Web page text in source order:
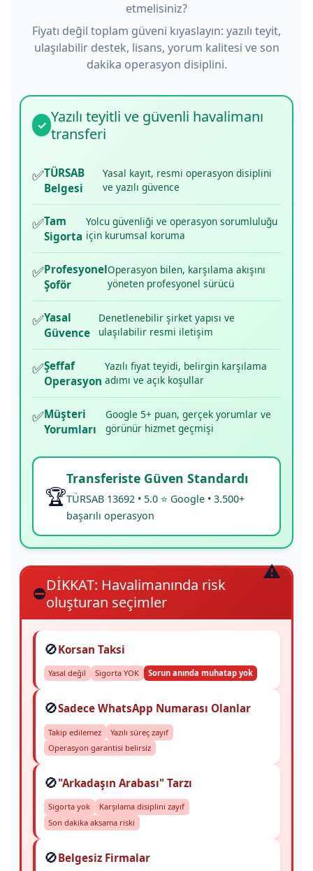
etmelisiniz?
Fiyatı değil toplam güveni kıyaslayın: yazılı teyit,
ulaşılabilir destek, lisans, yorum kalitesi ve son
dakika operasyon disiplini.
✓ Yazılı teyitli ve güvenli havalimanı
transferi
✅TÜRSAB
Belgesi
Yasal kayıt, resmi operasyon disiplini
ve yazılı güvence
✅Tam
Sigorta
Yolcu güvenliği ve operasyon sorumluluğu
için kurumsal koruma
✅Profesyonel
Şoför
Operasyon bilen, karşılama akışını
yöneten profesyonel sürücü
✅Yasal
Güvence
Denetlenebilir şirket yapısı ve
ulaşılabilir resmi iletişim
✅Şeffaf
Operasyon
Yazılı fiyat teyidi, belirgin karşılama
adımı ve açık koşullar
✅Müşteri
Yorumları
Google 5+ puan, gerçek yorumlar ve
görünür hizmet geçmişi
🏆
Transferiste Güven Standardı
TÜRSAB 13692 • 5.0 ⭐ Google • 3.500+
başarılı operasyon
⛔DİKKAT: Havalimanında risk
oluşturan seçimler
🚫Korsan Taksi
Yasal değil Sigorta YOK Sorun anında muhatap yok
🚫Sadece WhatsApp Numarası Olanlar
Takip edilemez
Yazılı süreç zayıf
Operasyon garantisi belirsiz
🚫"Arkadaşın Arabası" Tarzı
Sigorta yok
Karşılama disiplini zayıf
Son dakika aksama riski
🚫Belgesiz Firmalar